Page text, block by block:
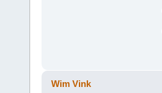
Wim Vink